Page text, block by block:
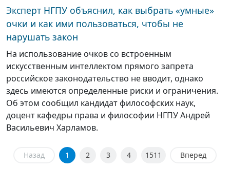
Эксперт НГПУ объяснил, как выбрать «умные»
очки и как ими пользоваться, чтобы не
нарушать закон
На использование очков со встроенным
искусственным интеллектом прямого запрета
российское законодательство не вводит, однако
здесь имеются определенные риски и ограничения.
Об этом сообщил кандидат философских наук,
доцент кафедры права и философии НГПУ Андрей
Васильевич Харламов.
Назад 1 2 3 4 1511 Вперед